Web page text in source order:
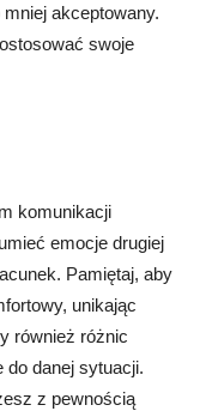
akceptowany.
swoje
komunikacji
emocje drugiej
Pamiętaj, aby
unikając
również różnic
do danej sytuacji.
z pewnością